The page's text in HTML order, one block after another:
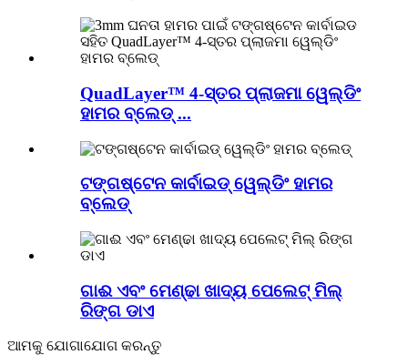
QuadLayer™ 4-ସ୍ତର ପ୍ଲାଜମା ୱେଲ୍ଡିଂ
ହାମର ବ୍ଲେଡ୍ ...
ଟଙ୍ଗଷ୍ଟେନ କାର୍ବାଇଡ୍ ୱେଲ୍ଡିଂ ହାମର
ବ୍ଲେଡ୍
ଗାଈ ଏବଂ ମେଣ୍ଢା ଖାଦ୍ୟ ପେଲେଟ୍ ମିଲ୍
ରିଙ୍ଗ ଡାଏ
ଆମକୁ ଯୋଗାଯୋଗ କରନ୍ତୁ